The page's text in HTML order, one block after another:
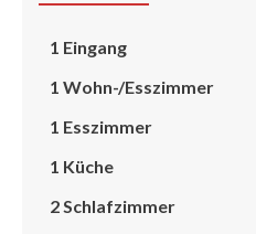
1 Eingang
1 Wohn-/Esszimmer
1 Esszimmer
1 Küche
2 Schlafzimmer